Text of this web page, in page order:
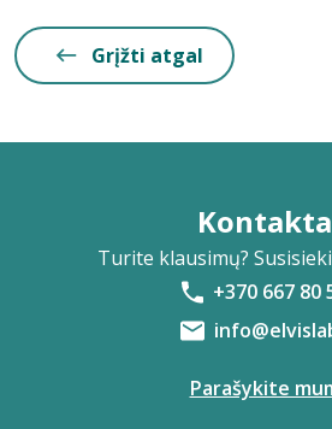
Grįžti atgal
Turite klausimų?
+370 667 80
Parašykite